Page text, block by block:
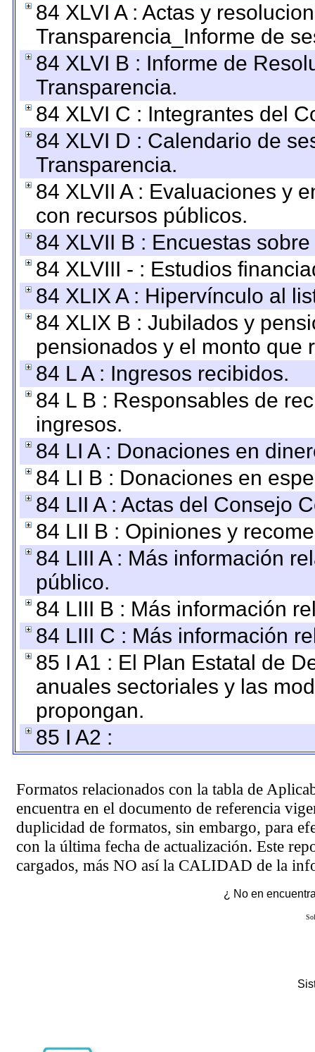
84 XLVI A : Actas y
Transparencia_Informe de
84 XLVI B : Informe de
Transparencia.
84 XLVI C : Integrantes del
84 XLVI D : Calendario de
Transparencia.
84 XLVII A : Evaluaciones y
con recursos públicos.
84 XLVII B : Encuestas
84 XLVIII - : Estudios
84 XLIX A : Hipervínculo al
84 XLIX B : Jubilados y
pensionados y el monto que
84 L A : Ingresos recibidos.
84 L B : Responsables de
ingresos.
84 LI A : Donaciones en
84 LI B : Donaciones en
84 LII A : Actas del Consejo
84 LII B : Opiniones y
84 LIII A : Más información
público.
84 LIII B : Más información
84 LIII C : Más información
85 I A1 : El Plan Estatal de
anuales sectoriales y las
propongan.
85 I A2 :
Formatos relacionados con la tabla de
encuentra en el documento de referencia
duplicidad de formatos, sin embargo, para
con la última fecha de actualización. Este
cargados, más NO así la CALIDAD de la
¿ No en